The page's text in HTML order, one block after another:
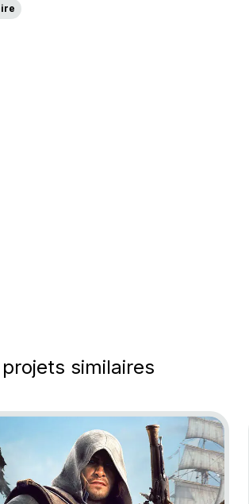
similaires
Assassin’s Creed Black Flag Resynced